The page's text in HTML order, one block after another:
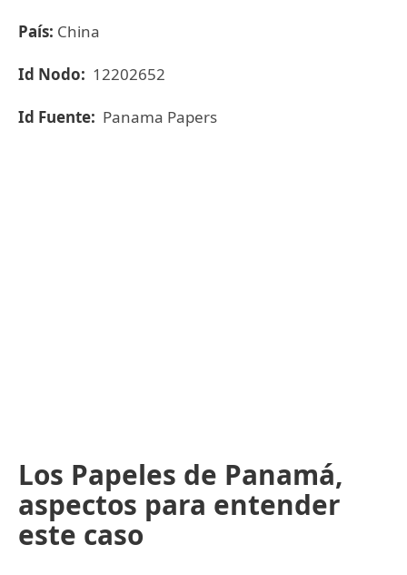
País: China
Id Nodo: 12202652
Id Fuente: Panama Papers
Los Papeles de Panamá,
aspectos para entender
este caso